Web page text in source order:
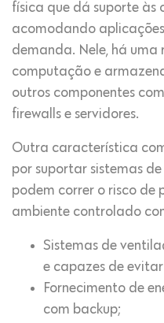
física que dá suporte às
acomodando
demanda. Nele, há uma
computação e
outros componentes
firewalls e servidores.
Outra característica
por suportar sistemas
podem correr o risco de
ambiente controlado
Sistemas de
e capazes de
Fornecimento de
com backup;